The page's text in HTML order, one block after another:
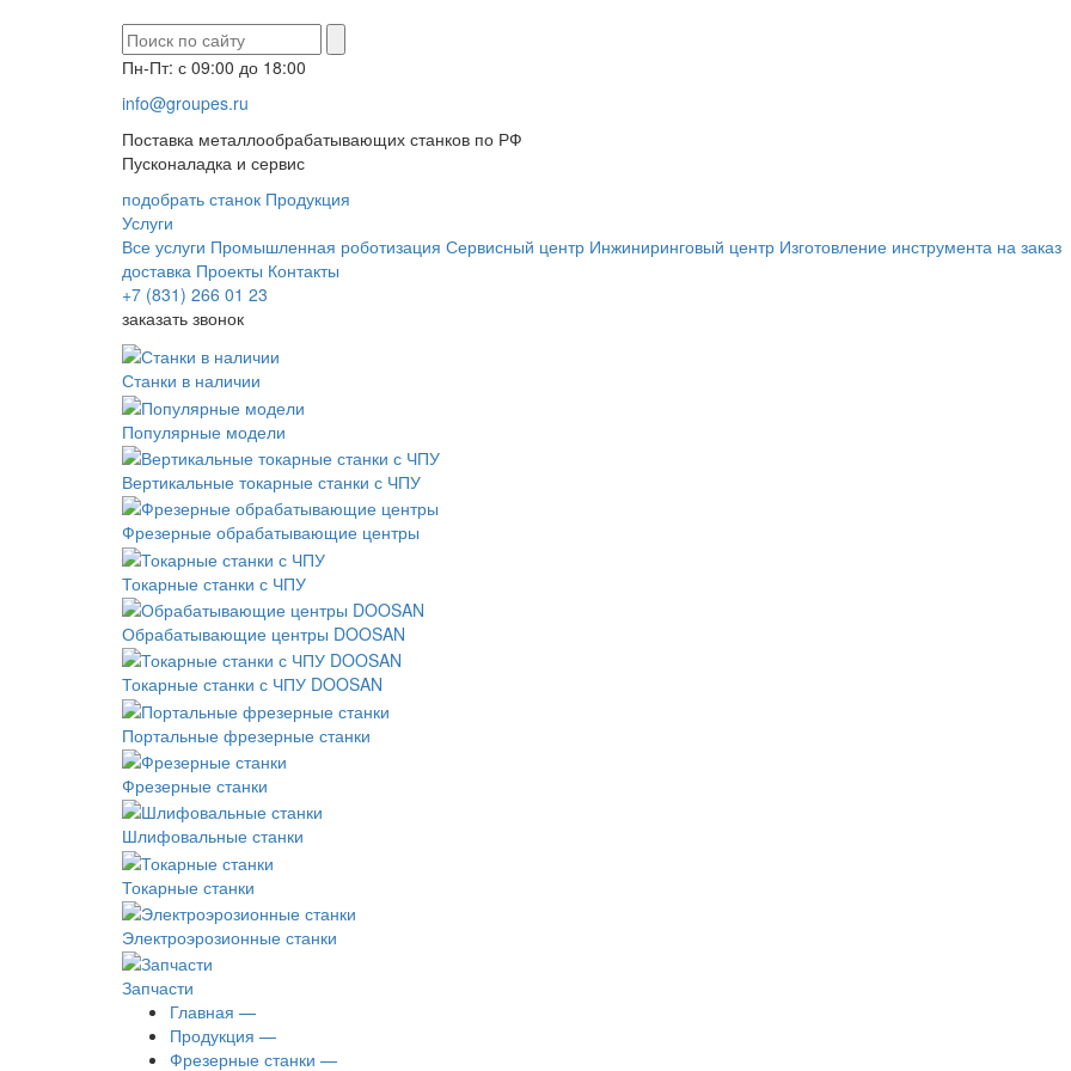
Пн-Пт: с 09:00 до 18:00
info@groupes.ru
Поставка металлообрабатывающих станков по РФ
Пусконаладка и сервис
подобрать станок Продукция
Услуги
Все услуги Промышленная роботизация Сервисный центр Инжиниринговый центр Изготовление инструмента на заказ
доставка Проекты Контакты
+7 (831) 266 01 23
заказать звонок
Станки в наличии
Популярные модели
Вертикальные токарные станки с ЧПУ
Фрезерные обрабатывающие центры
Токарные станки с ЧПУ
Обрабатывающие центры DOOSAN
Токарные станки с ЧПУ DOOSAN
Портальные фрезерные станки
Фрезерные станки
Шлифовальные станки
Токарные станки
Электроэрозионные станки
Запчасти
Главная —
Продукция —
Фрезерные станки —